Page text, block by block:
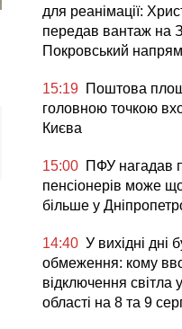
для реанімації:
передав вантаж на
Покровський
15:19 Поштова
головною точкою
Києва
15:00 ПФУ нагадав
пенсіонерів може
більше у
14:40 У вихідні дні
обмеження: кому
відключення світла
області на 8 та 9